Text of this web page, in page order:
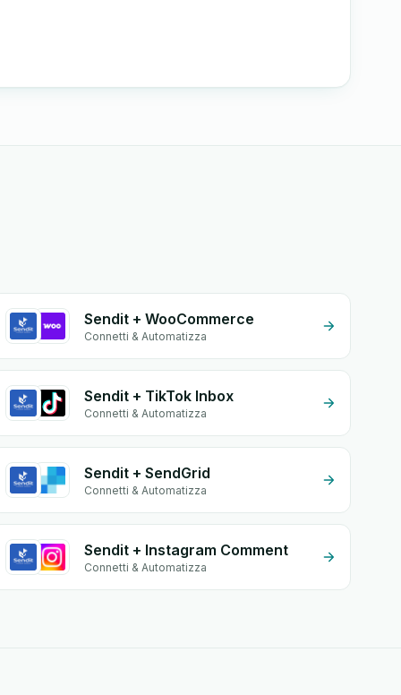
Sendit + WooCommerce
Connetti & Automatizza
Sendit + TikTok Inbox
Connetti & Automatizza
Sendit + SendGrid
Connetti & Automatizza
Sendit + Instagram Comment
Connetti & Automatizza